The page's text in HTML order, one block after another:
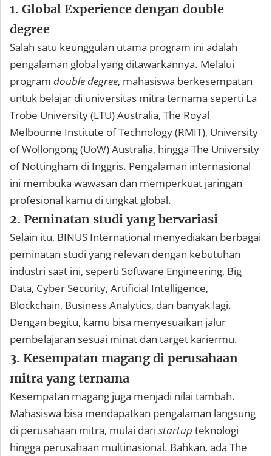
1. Global Experience dengan double
degree
Salah satu keunggulan utama program ini adalah
pengalaman global yang ditawarkannya. Melalui
program double degree, mahasiswa berkesempatan
untuk belajar di universitas mitra ternama seperti La
Trobe University (LTU) Australia, The Royal
Melbourne Institute of Technology (RMIT), University
of Wollongong (UoW) Australia, hingga The University
of Nottingham di Inggris. Pengalaman internasional
ini membuka wawasan dan memperkuat jaringan
profesional kamu di tingkat global.
2. Peminatan studi yang bervariasi
Selain itu, BINUS International menyediakan berbagai
peminatan studi yang relevan dengan kebutuhan
industri saat ini, seperti Software Engineering, Big
Data, Cyber Security, Artificial Intelligence,
Blockchain, Business Analytics, dan banyak lagi.
Dengan begitu, kamu bisa menyesuaikan jalur
pembelajaran sesuai minat dan target kariermu.
3. Kesempatan magang di perusahaan
mitra yang ternama
Kesempatan magang juga menjadi nilai tambah.
Mahasiswa bisa mendapatkan pengalaman langsung
di perusahaan mitra, mulai dari startup teknologi
hingga perusahaan multinasional. Bahkan, ada The